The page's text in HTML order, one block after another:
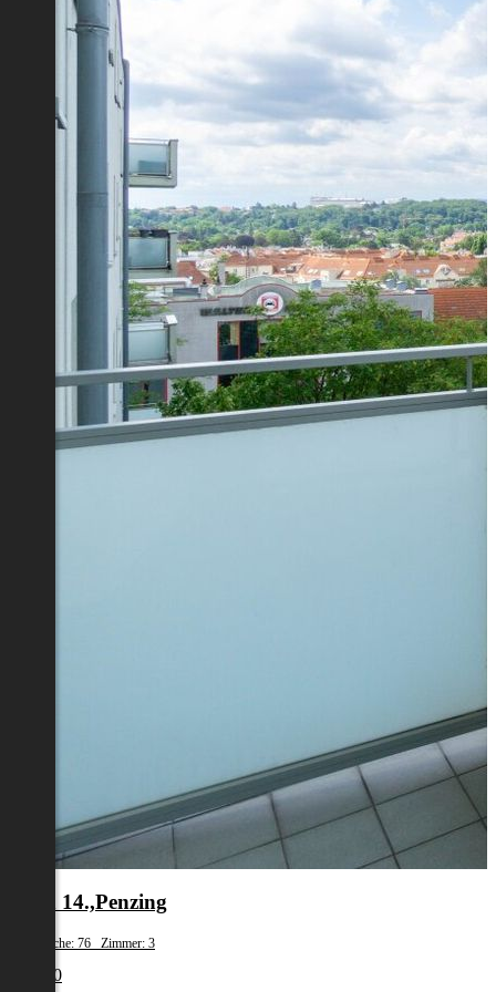
Wien 14.,Penzing
Wohnfläche: 76 Zimmer: 3
€ 1.310